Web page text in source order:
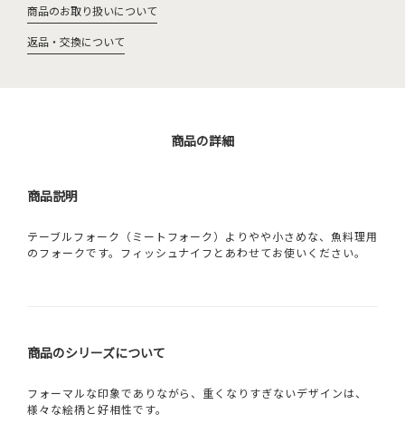
商品のお取り扱いについて
返品・交換について
商品の詳細
商品説明
テーブルフォーク（ミートフォーク）よりやや小さめな、魚料理用
のフォークです。フィッシュナイフとあわせてお使いください。
商品のシリーズについて
フォーマルな印象でありながら、重くなりすぎないデザインは、
様々な絵柄と好相性です。